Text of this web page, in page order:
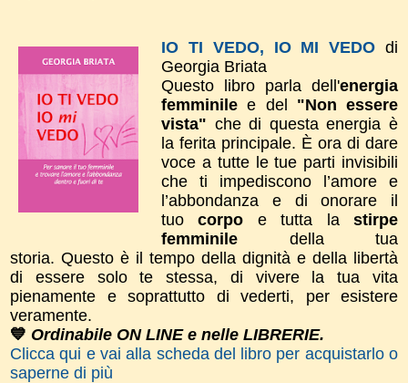
IO TI VEDO, IO MI VEDO di
Georgia Briata
Questo libro parla dell'energia
femminilee del "Non essere
vista" che di questa energia è
la ferita principale. È ora di dare
voce a tutte le tue parti invisibili
che ti impediscono l’amore e
l’abbondanza e di onorare il
tuocorpo e tutta lastirpe
femminile della tua
storia. Questo è il tempo della dignità e della libertà
di essere solo te stessa, di vivere la tua vita
pienamente e soprattutto di vederti, per esistere
veramente.
💙 Ordinabile ON LINE e nelle LIBRERIE.
Clicca qui e vai alla scheda del libro per acquistarlo o
saperne di più